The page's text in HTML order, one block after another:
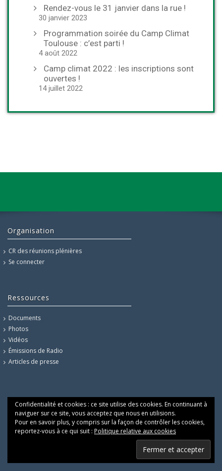
Rendez-vous le 31 janvier dans la rue !
30 janvier 2023
Programmation soirée du Camp Climat
Toulouse : c’est parti !
4 août 2022
Camp climat 2022 : les inscriptions sont
ouvertes !
14 juillet 2022
Organisation
CR des réunions plénières
Se connecter
Ressources
Documents
Photos
Vidéos
Émissions de Radio
Articles de presse
Confidentialité et cookies : ce site utilise des cookies. En continuant à
naviguer sur ce site, vous acceptez que nous en utilisions.
Pour en savoir plus, y compris sur la façon de contrôler les cookies,
reportez-vous à ce qui suit : Politique relative aux cookies